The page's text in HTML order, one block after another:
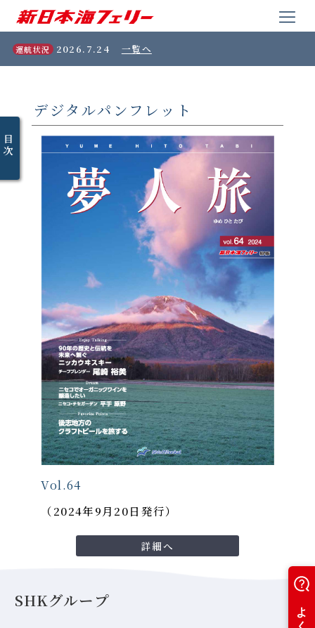
運航状況 2026.7.24 一覧へ
目
次
デジタルパンフレット
Vol.64
（2024年9月20日発行）
詳細へ
SHKグループ